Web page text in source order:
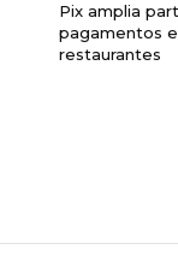
Pix amplia
pagamentos
restaurantes